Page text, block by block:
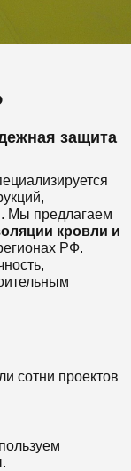
защита
. Мы предлагаем
кровли и
РФ.
сотни проектов